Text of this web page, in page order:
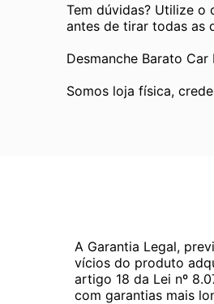
Tem dúvidas? Utilize o
antes de tirar todas as
Desmanche Barato Car
Somos loja física,
A Garantia Legal,
vícios do produto
artigo 18 da Lei nº
com garantias mais